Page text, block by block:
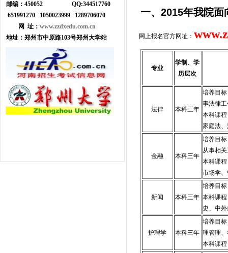
邮编：450052 QQ:344517760
651991270 1050023999
1289706070
网 址： www.zzdxedu.com.cn
地址： 郑州市中原路103号郑州大学站
一、 2015年我院面
网上报名官方网址：
专业
学制、学
历层次
法律 本科三年
培养目
事法律
本科课
家庭法
金融 本科三年
培养目
从事相
本科课
市场学
新闻 本科三年
培养目
本科课
史、中
护理学 本科三年
培养目
理管理
本科课